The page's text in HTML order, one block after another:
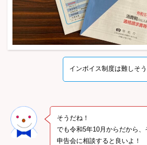
インボイス制度は難しそ
そうだね！
でも令和5年10月からだから
申告会に相談すると良いよ！